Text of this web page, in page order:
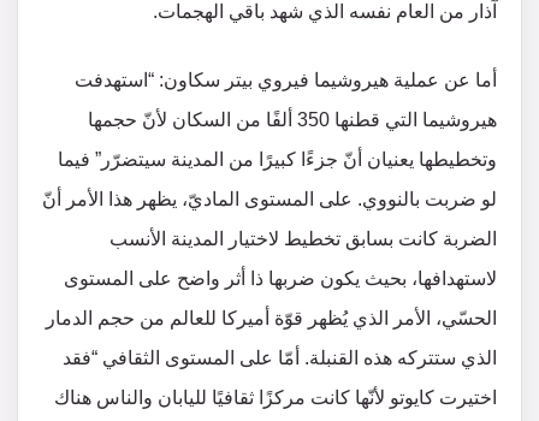
آذار من العام نفسه الذي شهد باقي الهجمات.
أما عن عملية هيروشيما فيروي بيتر سكاون: “استهدفت
هيروشيما التي قطنها 350 ألفًا من السكان لأنّ حجمها
وتخطيطها يعنيان أنّ جزءًا كبيرًا من المدينة سيتضرّر” فيما
لو ضربت بالنووي. على المستوى الماديّ، يظهر هذا الأمر أنّ
الضربة كانت بسابق تخطيط لاختيار المدينة الأنسب
لاستهدافها، بحيث يكون ضربها ذا أثر واضح على المستوى
الحسّي، الأمر الذي يُظهر قوّة أميركا للعالم من حجم الدمار
الذي ستتركه هذه القنبلة. أمّا على المستوى الثقافي “فقد
اختيرت كايوتو لأنّها كانت مركزًا ثقافيًا لليابان والناس هناك